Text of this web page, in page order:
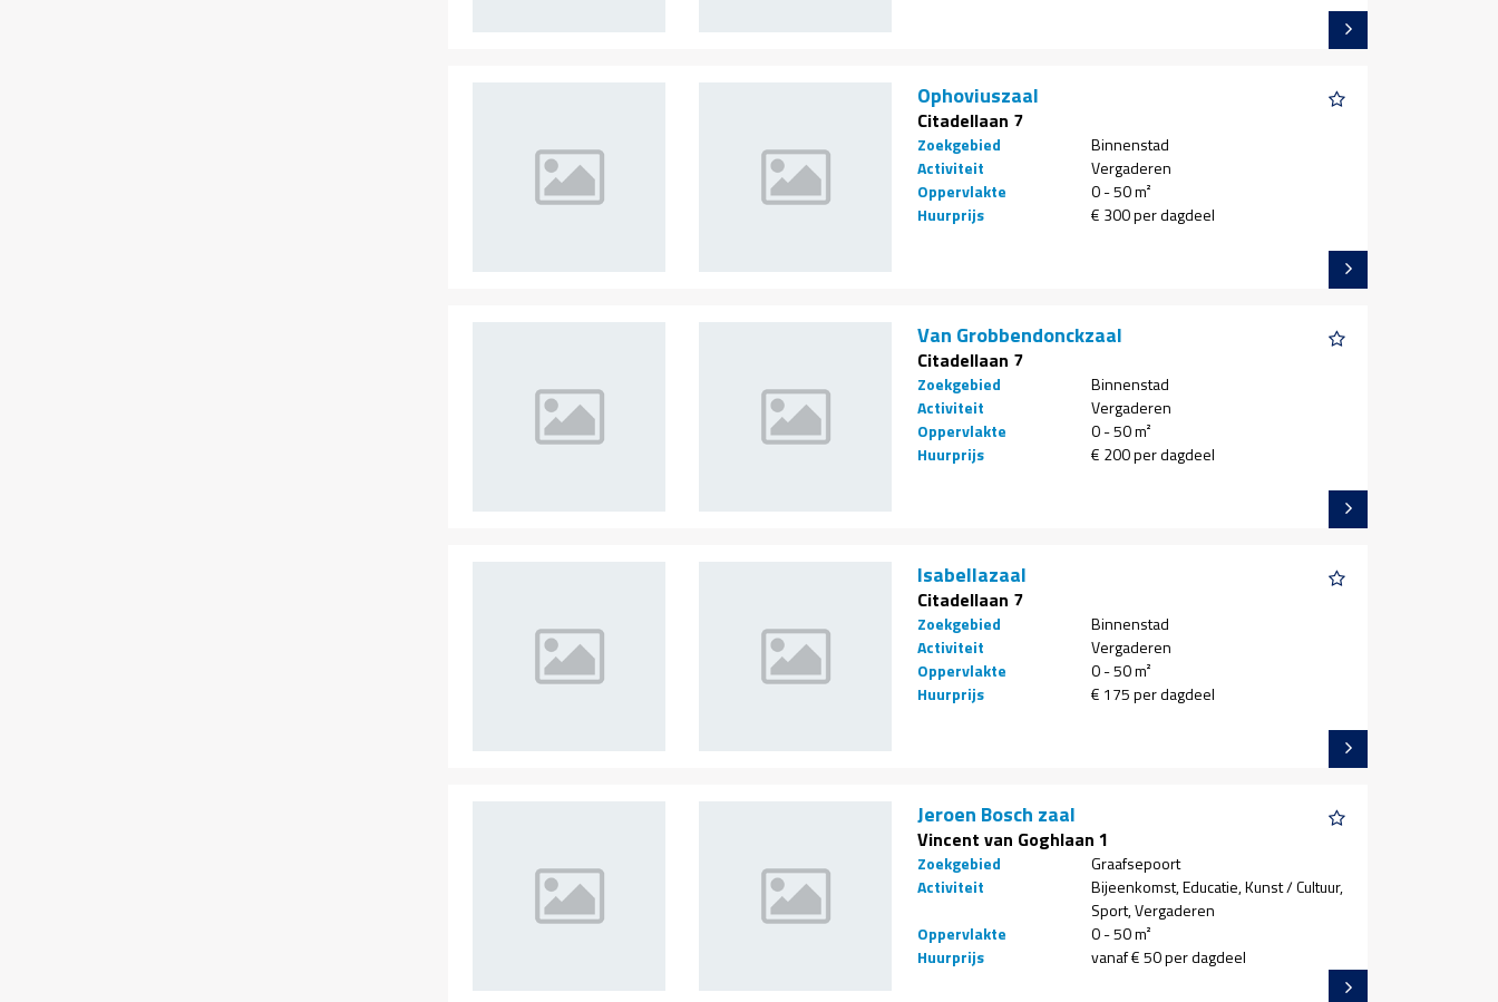
Ophoviuszaal
Citadellaan 7
Zoekgebied
Binnenstad
Activiteit
Vergaderen
Oppervlakte
0 - 50 m²
Huurprijs
€ 300 per dagdeel
Van Grobbendonckzaal
Citadellaan 7
Zoekgebied
Binnenstad
Activiteit
Vergaderen
Oppervlakte
0 - 50 m²
Huurprijs
€ 200 per dagdeel
Isabellazaal
Citadellaan 7
Zoekgebied
Binnenstad
Activiteit
Vergaderen
Oppervlakte
0 - 50 m²
Huurprijs
€ 175 per dagdeel
Jeroen Bosch zaal
Vincent van Goghlaan 1
Zoekgebied
Graafsepoort
Activiteit
Bijeenkomst, Educatie, Kunst / Cultuur,
Sport, Vergaderen
Oppervlakte
0 - 50 m²
Huurprijs
vanaf € 50 per dagdeel